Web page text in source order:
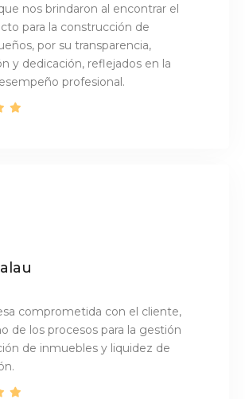
nos brindaron al encontrar el
para la construcción de
por su transparencia,
y dedicación, reflejados en la
profesional.
comprometida con el cliente,
de los procesos para la gestión
de inmuebles y liquidez de